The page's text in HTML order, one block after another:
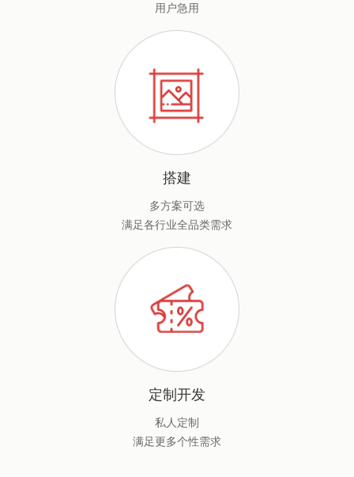
用户急用
搭建
多方案可选
满足各行业全品类需求
定制开发
私人定制
满足更多个性需求